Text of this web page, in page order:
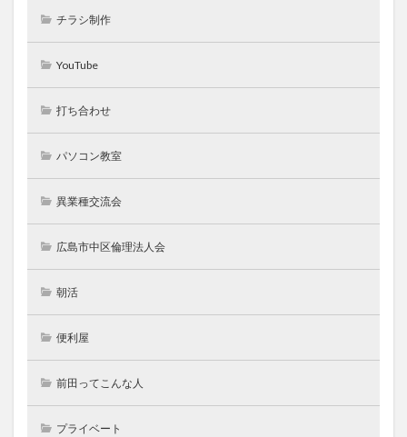
チラシ制作
YouTube
打ち合わせ
パソコン教室
異業種交流会
広島市中区倫理法人会
朝活
便利屋
前田ってこんな人
プライベート